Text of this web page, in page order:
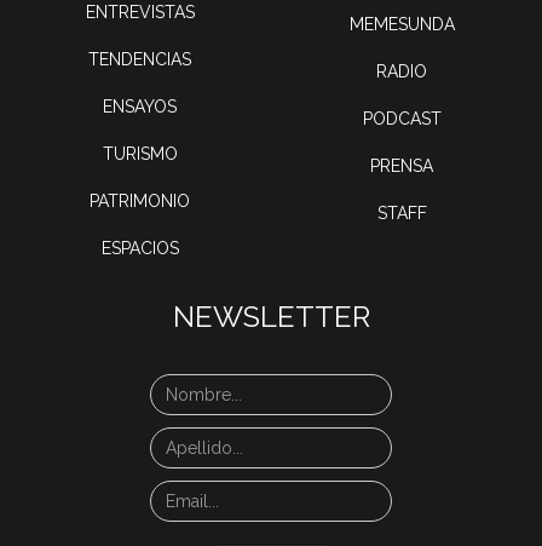
ENTREVISTAS
TENDENCIAS
ENSAYOS
TURISMO
PATRIMONIO
ESPACIOS
MEMESUNDA
RADIO
PODCAST
PRENSA
STAFF
NEWSLETTER